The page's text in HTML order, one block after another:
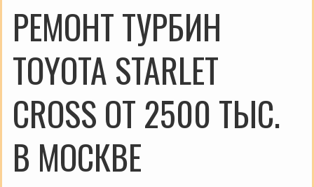
РЕМОНТ ТУРБИН
TOYOTA STARLET
CROSS ОТ 2500 ТЫС.
В МОСКВЕ